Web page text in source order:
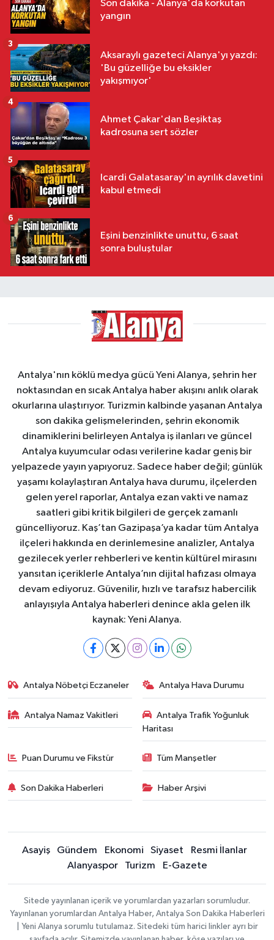
Son dakika - Alanya'da korkutan
yangın
Aksaraylı gazeteci Alanya'yı yazdı:
'Bu güzelliğe bu eksikler
yakışmıyor'
3
Ahmet Çakar'dan Beşiktaş
kadrosuna sert sözler
4
Icardi Galatasaray'ın ayrılık davetini
kabul etmedi
5
Eşini benzinlikte unuttu, 6 saat
sonra buluştular
6
Antalya'nın köklü medya gücü Yeni Alanya, şehrin her
noktasından en sıcak Antalya haber akışını anlık olarak
okurlarına ulaştırıyor. Turizmin kalbinde yaşanan Antalya
son dakika gelişmelerinden, şehrin ekonomik
dinamiklerini belirleyen Antalya iş ilanları ve güncel
Antalya kuyumcular odası verilerine kadar geniş bir
yelpazede yayın yapıyoruz. Sadece haber değil; günlük
yaşamı kolaylaştıran Antalya hava durumu, ilçelerden
gelen yerel raporlar, Antalya ezan vakti ve namaz
saatleri gibi kritik bilgileri de gerçek zamanlı
güncelliyoruz. Kaş’tan Gazipaşa’ya kadar tüm Antalya
ilçeleri hakkında en derinlemesine analizler, Antalya
gezilecek yerler rehberleri ve kentin kültürel mirasını
yansıtan içeriklerle Antalya’nın dijital hafızası olmaya
devam ediyoruz. Güvenilir, hızlı ve tarafsız habercilik
anlayışıyla Antalya haberleri denince akla gelen ilk
kaynak: Yeni Alanya.
Antalya Nöbetçi Eczaneler Antalya Hava Durumu
Antalya Namaz Vakitleri
Antalya Trafik Yoğunluk
Haritası
Puan Durumu ve Fikstür Tüm Manşetler
Son Dakika Haberleri Haber Arşivi
Asayiş Gündem Ekonomi Siyaset
Resmi İlanlar
Alanyaspor
Turizm E-Gazete
Sitede yayınlanan içerik ve yorumlardan yazarları sorumludur.
Yayınlanan yorumlardan Antalya Haber, Antalya Son Dakika Haberleri
| Yeni Alanya sorumlu tutulamaz. Sitedeki tüm harici linkler ayrı bir